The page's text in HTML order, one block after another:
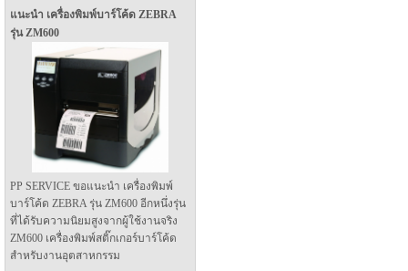
แนะนำ เครื่องพิมพ์บาร์โค้ด ZEBRA
รุ่น ZM600
PP SERVICE ขอแนะนำ เครื่องพิมพ์
บาร์โค้ด ZEBRA รุ่น ZM600 อีกหนึ่งรุ่น
ที่ได้รับความนิยมสูงจากผู้ใช้งานจริง
ZM600 เครื่องพิมพ์สติ๊กเกอร์บาร์โค้ด
สำหรับงานอุตสาหกรรม